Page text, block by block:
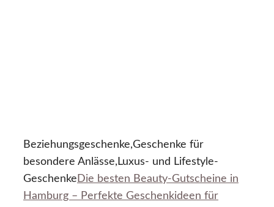
Beziehungsgeschenke,Geschenke für
besondere Anlässe,Luxus- und Lifestyle-
Geschenke Die besten Beauty-Gutscheine in
Hamburg – Perfekte Geschenkideen für